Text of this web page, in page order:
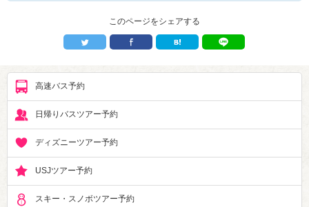
このページをシェアする
高速バス予約
日帰りバスツアー予約
ディズニーツアー予約
USJツアー予約
スキー・スノボツアー予約